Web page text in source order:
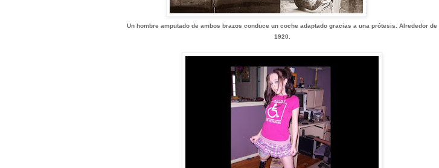
Un hombre amputado de ambos brazos conduce un coche adaptado gracias a una prótesis. Alrededor de
1920.